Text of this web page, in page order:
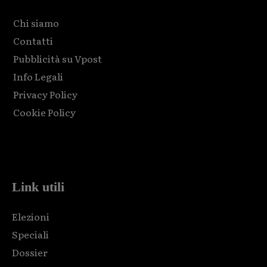
Chi siamo
Contatti
Pubblicità su Vpost
Info Legali
Privacy Policy
Cookie Policy
Link utili
Elezioni
Speciali
Dossier